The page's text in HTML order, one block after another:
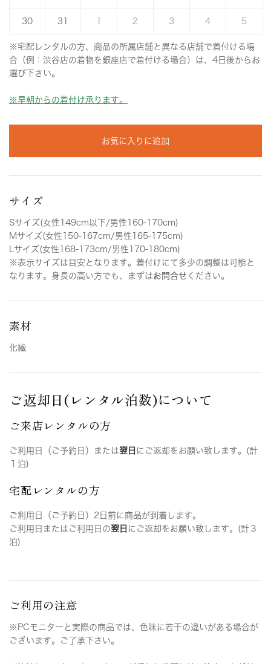
30 31 2 3 4 5
※宅配レンタルの方、商品の所属店舗と異なる店舗で着付ける場
合（例：渋谷店の着物を銀座店で着付ける場合）は、4日後からお
選び下さい。
※早朝からの着付け承ります。
お気に入りに追加
サイズ
Sサイズ(女性149cm以下/男性160-170cm)
Mサイズ(女性150-167cm/男性165-175cm)
Lサイズ(女性168-173cm/男性170-180cm)
※表示サイズは目安となります。着付けにて多少の調整は可能と
なります。身長の高い方でも、まずはお問合せ ください。
素材
化繊
ご返却日(レンタル泊数)について
ご来店レンタルの方
ご利用日（ご予約日）または翌日 にご返却をお願い致します。(計
１泊)
宅配レンタルの方
ご利用日（ご予約日）2日前に商品が到着します。
ご利用日またはご利用日の翌日 にご返却をお願い致します。(計３
泊)
ご利用の注意
※PCモニターと実際の商品では、色味に若干の違いがある場合が
ございます。ご了承下さい。